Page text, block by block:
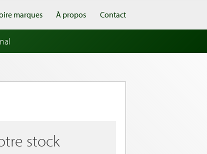
marques À propos Contact
stock